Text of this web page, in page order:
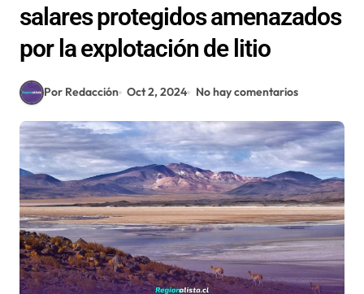
salares protegidos amenazados
por la explotación de litio
Por Redacción Oct 2, 2024 No hay comentarios